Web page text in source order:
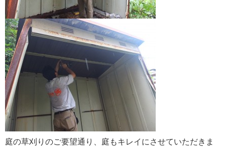
庭の草刈りのご要望通り、庭もキレイにさせていただきま